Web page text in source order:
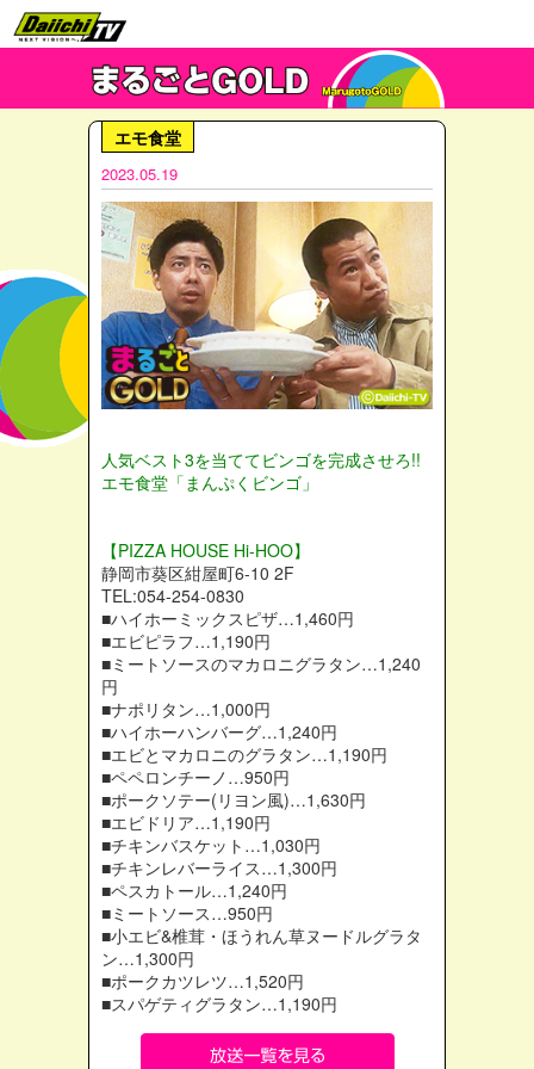
エモ食堂
2023.05.19
人気ベスト3を当ててビンゴを完成させろ!!
エモ食堂「まんぷくビンゴ」
【PIZZA HOUSE Hi-HOO】
静岡市葵区紺屋町6-10 2F
TEL:054-254-0830
■ハイホーミックスピザ…1,460円
■エビピラフ…1,190円
■ミートソースのマカロニグラタン…1,240
円
■ナポリタン…1,000円
■ハイホーハンバーグ…1,240円
■エビとマカロニのグラタン…1,190円
■ペペロンチーノ…950円
■ポークソテー(リヨン風)…1,630円
■エビドリア…1,190円
■チキンバスケット…1,030円
■チキンレバーライス…1,300円
■ペスカトール…1,240円
■ミートソース…950円
■小エビ&椎茸・ほうれん草ヌードルグラタ
ン…1,300円
■ポークカツレツ…1,520円
■スパゲティグラタン…1,190円